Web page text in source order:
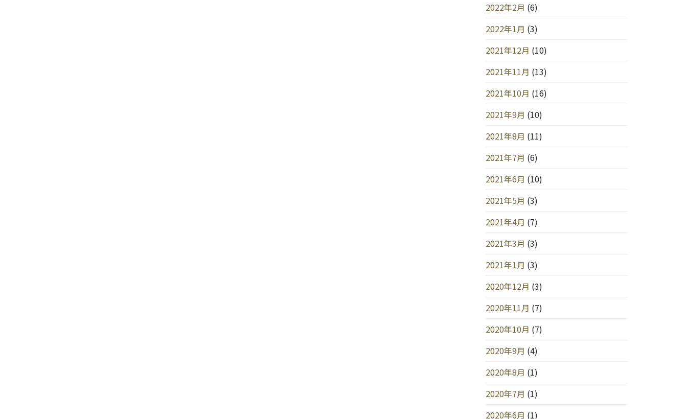
2022年2月 (6)
2022年1月 (3)
2021年12月 (10)
2021年11月 (13)
2021年10月 (16)
2021年9月 (10)
2021年8月 (11)
2021年7月 (6)
2021年6月 (10)
2021年5月 (3)
2021年4月 (7)
2021年3月 (3)
2021年1月 (3)
2020年12月 (3)
2020年11月 (7)
2020年10月 (7)
2020年9月 (4)
2020年8月 (1)
2020年7月 (1)
2020年6月 (1)